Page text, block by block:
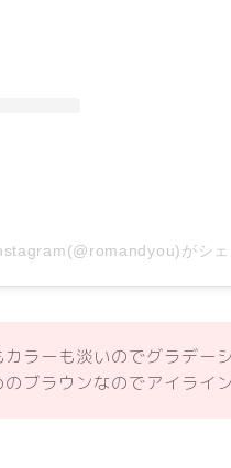
がシェ
カラーも淡いのでグラデー
のブラウンなのでアイライ